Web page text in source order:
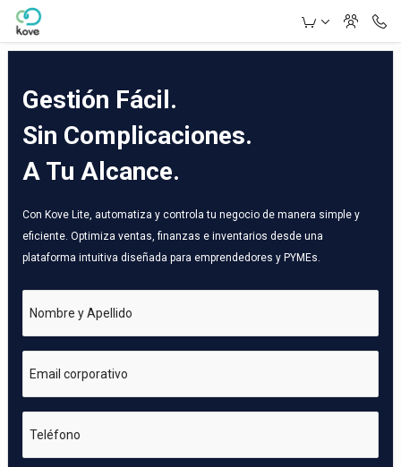
Skip to Main Content
Gestión Fácil.
Sin Complicaciones.
A Tu Alcance.
Con Kove Lite, automatiza y controla tu negocio de manera simple y
eficiente. Optimiza ventas, finanzas e inventarios desde una
plataforma intuitiva diseñada para emprendedores y PYMEs.
Nombre y Apellido
Email corporativo
Teléfono